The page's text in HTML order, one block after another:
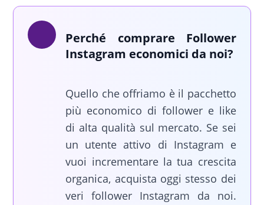
Perché comprare Follower
Instagram economici da noi?
Quello che offriamo è il pacchetto
più economico di follower e like
di alta qualità sul mercato. Se sei
un utente attivo di Instagram e
vuoi incrementare la tua crescita
organica, acquista oggi stesso dei
veri follower Instagram da noi.